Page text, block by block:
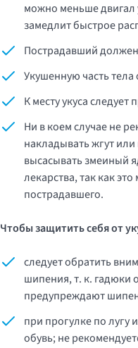
можно меньше двигал
замедлит быстрое
Пострадавший
Укушенную часть
К месту укуса
Ни в коем случае не
накладывать жгут
высасывать змеиный
лекарства, так как
пострадавшего.
Чтобы защитить себя от
следует обратить
шипения, т. к. гадюки
предупреждают
при прогулке по
обувь; не